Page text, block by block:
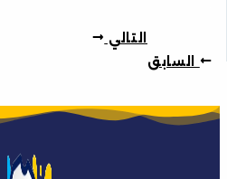
السابق
التالي